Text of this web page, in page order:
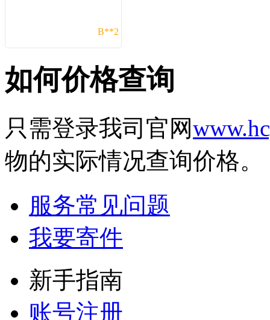
B**2
发现比之前几家货
代的价格优惠，以
想发一批带电池的
请问一下有什么渠
道可以...
希望你们网点多一
些，我天天发小包
到你...
如何价格查询
只需登录我司官网
物的实际情况查询价格。
服务常见问题
我要寄件
新手指南
账号注册